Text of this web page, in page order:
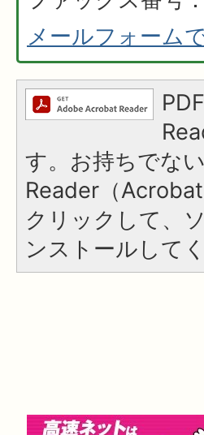
メールフォーム
す。お持ちでな
Reader（
クリックして、
ンストールして